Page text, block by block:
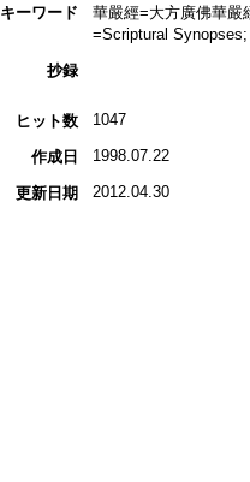
キーワード
華嚴經=大方廣佛華嚴
=Scriptural
抄録
ヒット数 1047
作成日 1998.07.22
更新日期 2012.04.30